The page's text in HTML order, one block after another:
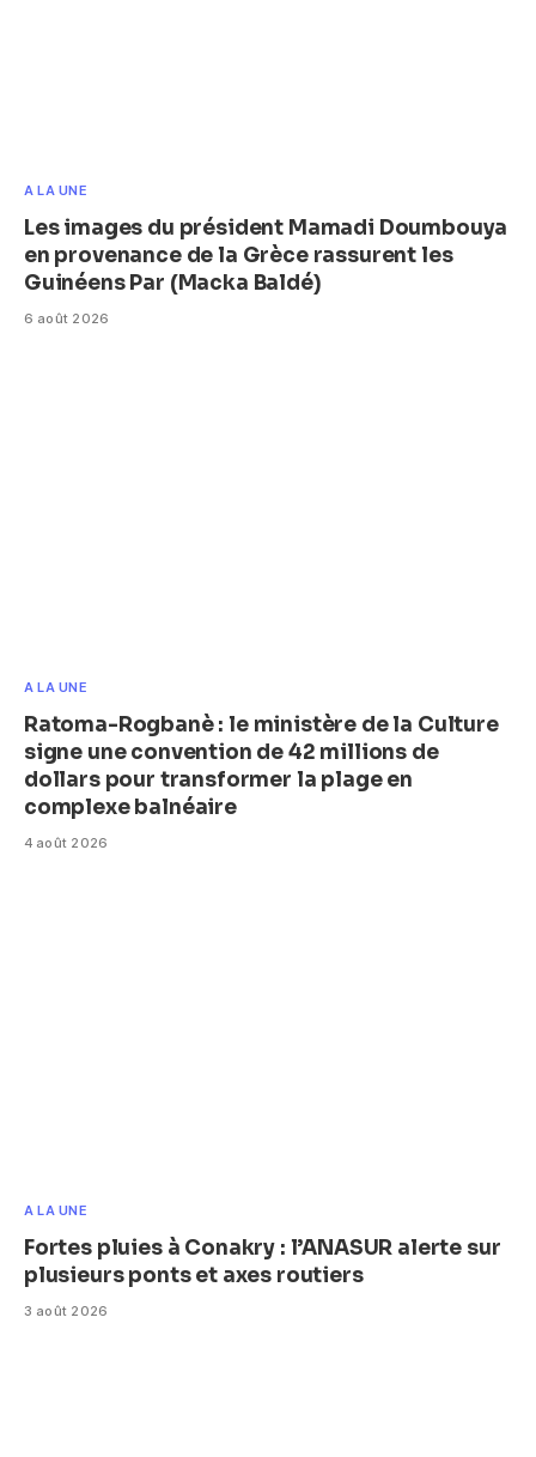
A LA UNE
Les images du président Mamadi Doumbouya
en provenance de la Grèce rassurent les
Guinéens Par (Macka Baldé)
6 août 2026
A LA UNE
Ratoma-Rogbanè : le ministère de la Culture
signe une convention de 42 millions de
dollars pour transformer la plage en
complexe balnéaire
4 août 2026
A LA UNE
Fortes pluies à Conakry : l’ANASUR alerte sur
plusieurs ponts et axes routiers
3 août 2026